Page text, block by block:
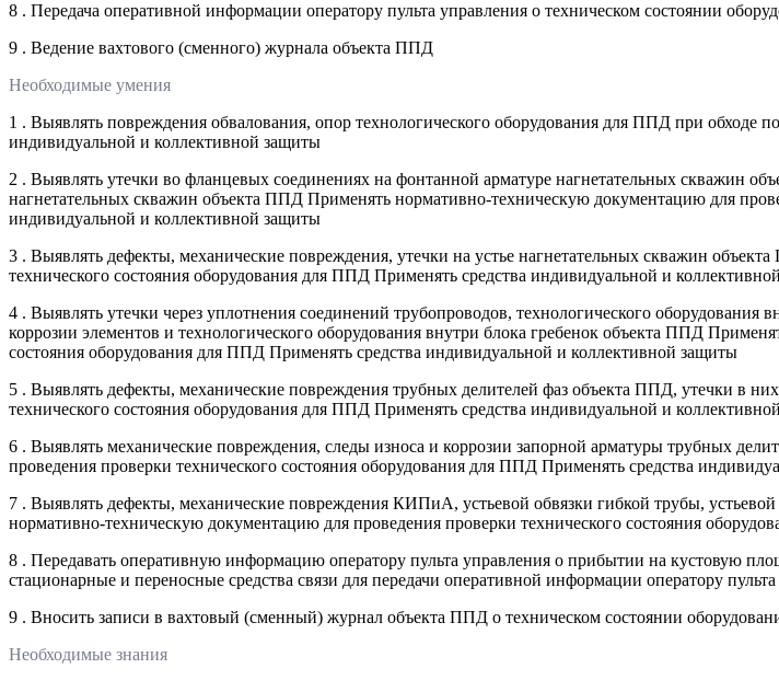
8 . Передача оперативной информации оператору пульта управления о техническом состоянии
9 . Ведение вахтового (сменного) журнала объекта ППД
Необходимые умения
1 . Выявлять повреждения обвалования, опор технологического оборудования для ППД при
индивидуальной и коллективной защиты
2 . Выявлять утечки во фланцевых соединениях на фонтанной арматуре нагнетательных скважин
нагнетательных скважин объекта ППД Применять нормативно-техническую документацию для
индивидуальной и коллективной защиты
3 . Выявлять дефекты, механические повреждения, утечки на устье нагнетательных скважин
технического состояния оборудования для ППД Применять средства индивидуальной и
4 . Выявлять утечки через уплотнения соединений трубопроводов, технологического
коррозии элементов и технологического оборудования внутри блока гребенок объекта ППД
состояния оборудования для ППД Применять средства индивидуальной и коллективной защиты
5 . Выявлять дефекты, механические повреждения трубных делителей фаз объекта ППД, утечки в
технического состояния оборудования для ППД Применять средства индивидуальной и
6 . Выявлять механические повреждения, следы износа и коррозии запорной арматуры трубных
проведения проверки технического состояния оборудования для ППД Применять средства
7 . Выявлять дефекты, механические повреждения КИПиА, устьевой обвязки гибкой трубы,
нормативно-техническую документацию для проведения проверки технического состояния
8 . Передавать оперативную информацию оператору пульта управления о прибытии на кустовую
стационарные и переносные средства связи для передачи оперативной информации оператору
9 . Вносить записи в вахтовый (сменный) журнал объекта ППД о техническом состоянии
Необходимые знания